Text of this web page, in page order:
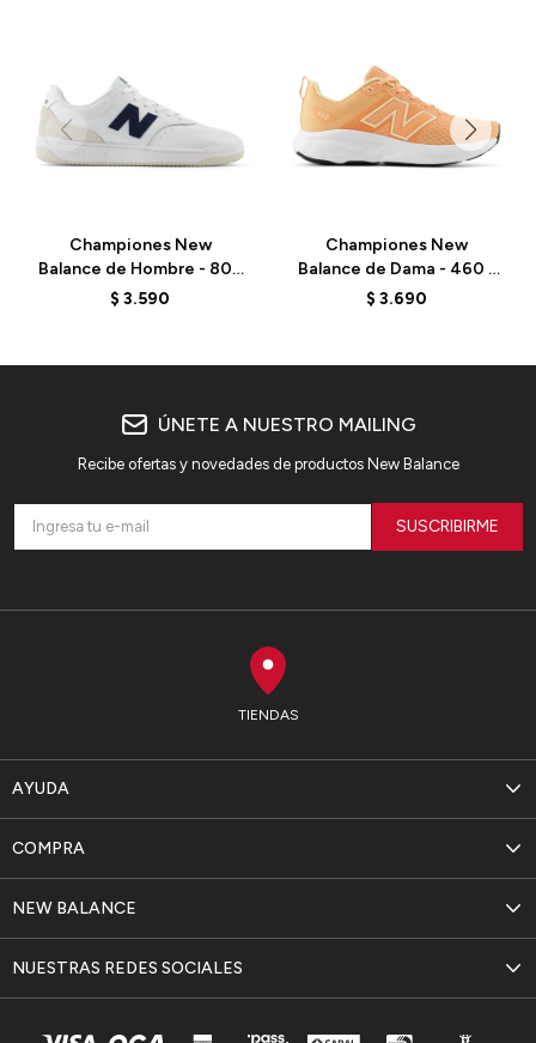
Championes New
Balance de Hombre - 80 -
BB80GRN - OPTIC
$ 3.590
Championes New
Balance de Dama - 460 -
W460RP4 - ORANGE
$ 3.690
TIENDAS
AYUDA
NEW BALANCE
COMPRA
NUESTRAS REDES SOCIALES
ÚNETE A NUESTRO MAILING
Recibe ofertas y novedades de productos New Balance
SUSCRIBIRME